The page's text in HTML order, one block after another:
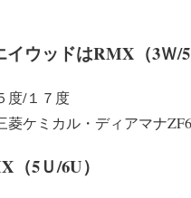
ウッドはRMX（3Ｗ/5
度/１７度
菱ケミカル・ディアマナ
（5Ｕ/6U）